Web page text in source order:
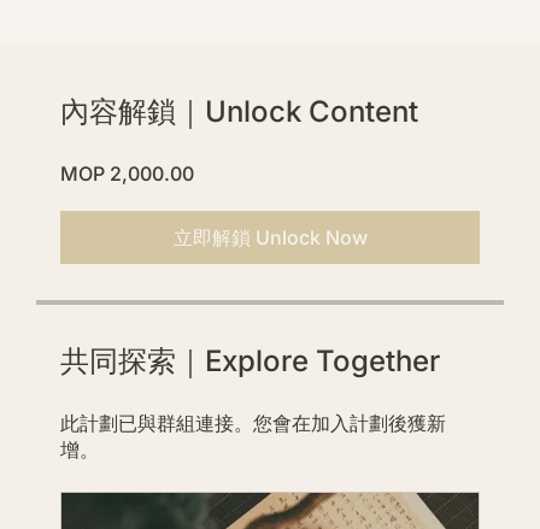
內容解鎖｜Unlock Content
MOP 2,000.00
立即解鎖 Unlock Now
共同探索｜Explore Together
此計劃已與群組連接。您會在加入計劃後獲新
增。